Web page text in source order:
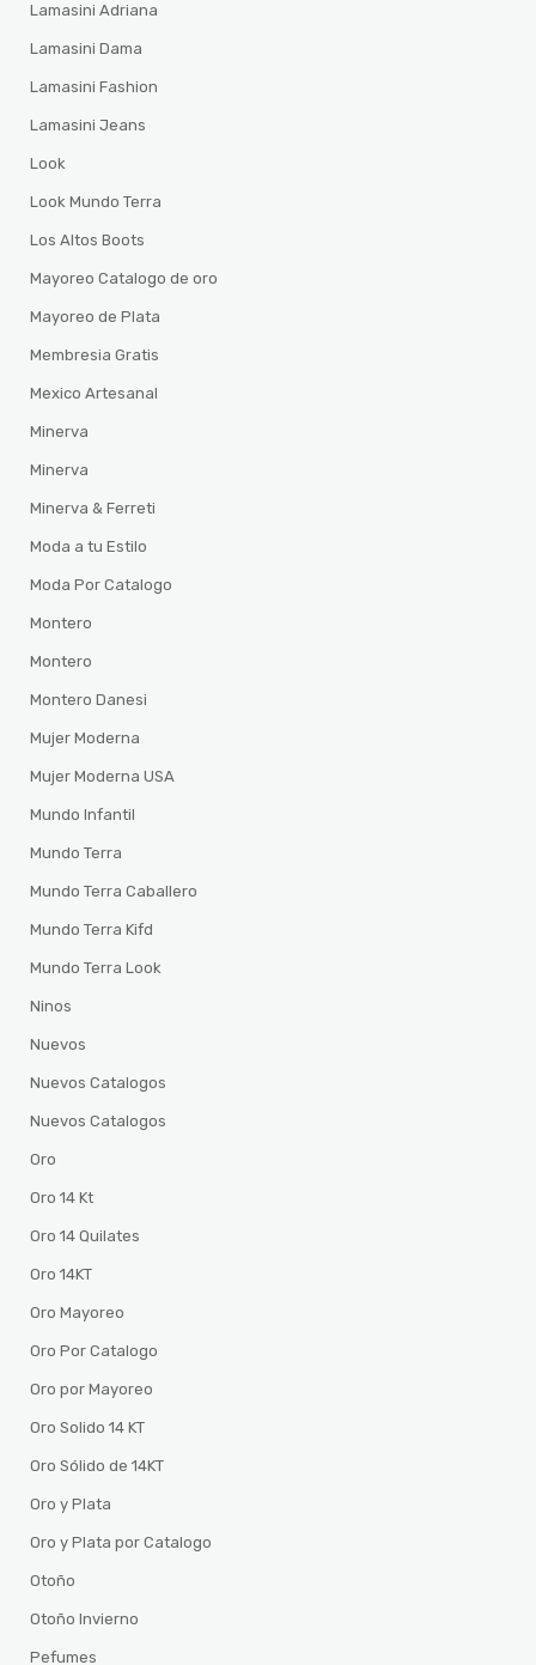
Lamasini Adriana
Lamasini Dama
Lamasini Fashion
Lamasini Jeans
Look
Look Mundo Terra
Los Altos Boots
Mayoreo Catalogo de oro
Mayoreo de Plata
Membresia Gratis
Mexico Artesanal
Minerva
Minerva
Minerva & Ferreti
Moda a tu Estilo
Moda Por Catalogo
Montero
Montero
Montero Danesi
Mujer Moderna
Mujer Moderna USA
Mundo Infantil
Mundo Terra
Mundo Terra Caballero
Mundo Terra Kifd
Mundo Terra Look
Ninos
Nuevos
Nuevos Catalogos
Nuevos Catalogos
Oro
Oro 14 Kt
Oro 14 Quilates
Oro 14KT
Oro Mayoreo
Oro Por Catalogo
Oro por Mayoreo
Oro Solido 14 KT
Oro Sólido de 14KT
Oro y Plata
Oro y Plata por Catalogo
Otoño
Otoño Invierno
Pefumes